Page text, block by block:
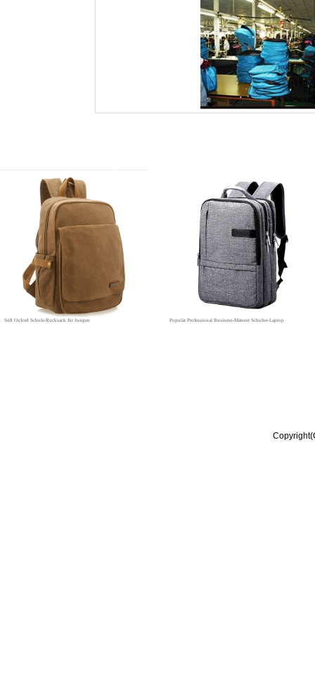
Süß Oxford Schule-Rucksack für Jungen Populär Professional Business-Männer Schulter-Laptop